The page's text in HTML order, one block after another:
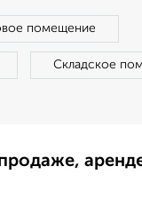
помещение
Складское